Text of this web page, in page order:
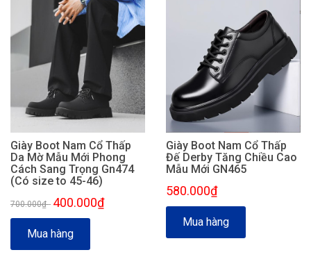
Giày Boot Nam Cổ Thấp
Da Mờ Mẫu Mới Phong
Cách Sang Trọng Gn474
(Có size to 45-46)
700.000₫- 400.000₫
Mua hàng
Giày Boot Nam Cổ Thấp
Đế Derby Tăng Chiều Cao
Mẫu Mới GN465
580.000₫
Mua hàng